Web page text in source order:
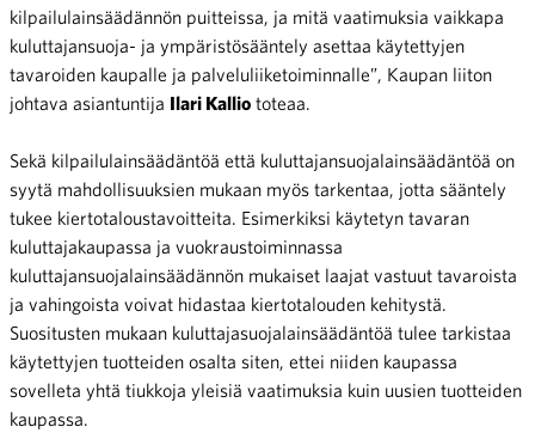
kilpailulainsäädännön puitteissa, ja mitä vaatimuksia vaikkapa
kuluttajansuoja- ja ympäristösääntely asettaa käytettyjen
tavaroiden kaupalle ja palveluliiketoiminnalle”, Kaupan liiton
johtava asiantuntija Ilari Kallio toteaa.
Sekä kilpailulainsäädäntöä että kuluttajansuojalainsäädäntöä on
syytä mahdollisuuksien mukaan myös tarkentaa, jotta sääntely
tukee kiertotaloustavoitteita. Esimerkiksi käytetyn tavaran
kuluttajakaupassa ja vuokraustoiminnassa
kuluttajansuojalainsäädännön mukaiset laajat vastuut tavaroista
ja vahingoista voivat hidastaa kiertotalouden kehitystä.
Suositusten mukaan kuluttajasuojalainsäädäntöä tulee tarkistaa
käytettyjen tuotteiden osalta siten, ettei niiden kaupassa
sovelleta yhtä tiukkoja yleisiä vaatimuksia kuin uusien tuotteiden
kaupassa.